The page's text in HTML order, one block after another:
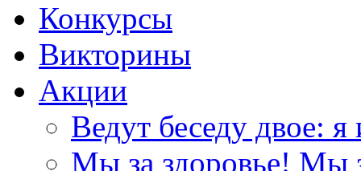
Конкурсы
Викторины
Акции
Ведут беседу двое: я
Мы за здоровье! Мы